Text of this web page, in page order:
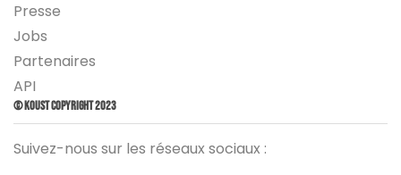
Presse
Jobs
Partenaires
API
© Koust Copyright 2023
Suivez-nous sur les réseaux sociaux :